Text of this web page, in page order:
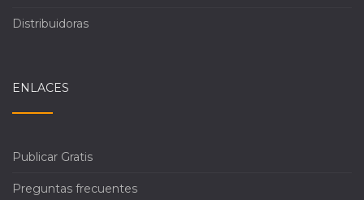
Distribuidoras
ENLACES
Publicar Gratis
Preguntas frecuentes